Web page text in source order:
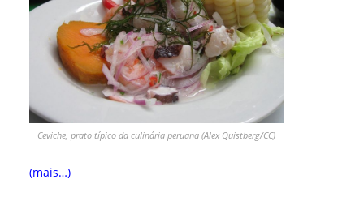
Ceviche, prato típico da culinária peruana (Alex Quistberg/CC)
(mais…)